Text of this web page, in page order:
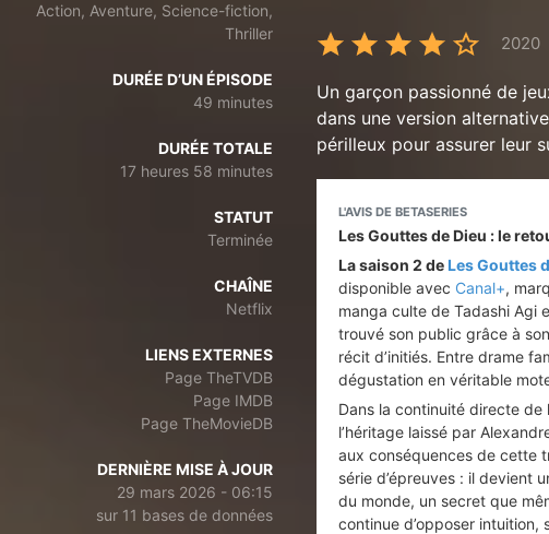
Action, Aventure, Science-fiction,
Thriller
DURÉE D’UN ÉPISODE
49 minutes
DURÉE TOTALE
17 heures 58 minutes
STATUT
Terminée
CHAÎNE
Netflix
LIENS EXTERNES
Page TheTVDB
Page IMDB
Page TheMovieDB
DERNIÈRE MISE À JOUR
29 mars 2026 - 06:15
sur 11 bases de données
2020
Un garçon passionné de
dans une version
périlleux pour assurer leur
L'AVIS DE BETASERIES
Les Gouttes de Dieu : le
La saison 2 deLes Gouttes
disponible avec Canal+,
manga culte de Tadashi Agi
trouvé son public grâce à
récit d’initiés. Entre drame
dégustation en véritable
Dans la continuité directe de
l’héritage laissé par
aux conséquences de cette
série d’épreuves : il devient
du monde, un secret que
continue d’opposer